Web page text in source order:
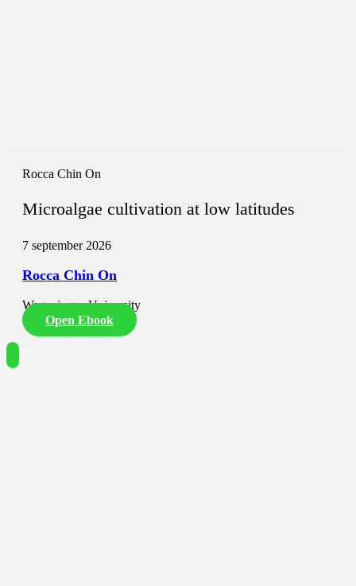
Rocca Chin On
Microalgae cultivation at low latitudes
7 september 2026
Rocca Chin On
Wageningen University
Open Ebook